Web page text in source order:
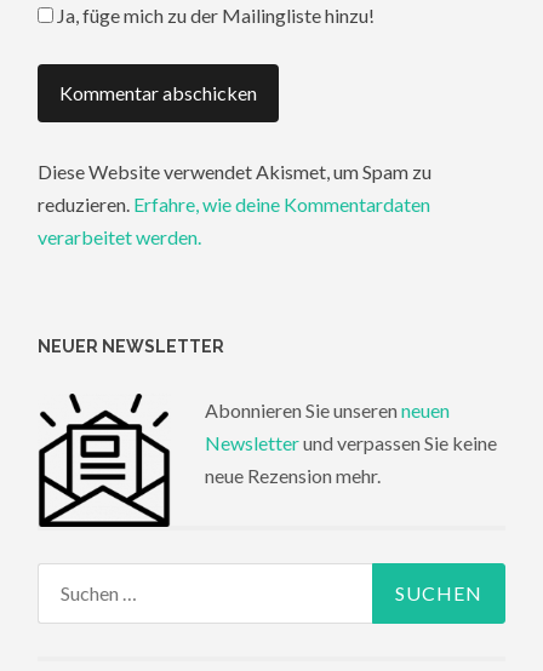
Ja, füge mich zu der Mailingliste hinzu!
Diese Website verwendet Akismet, um Spam zu
reduzieren. Erfahre, wie deine Kommentardaten
verarbeitet werden.
NEUER NEWSLETTER
Abonnieren Sie unseren neuen
Newsletterund verpassen Sie keine
neue Rezension mehr.